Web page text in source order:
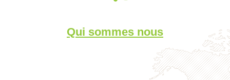
Qui sommes nous